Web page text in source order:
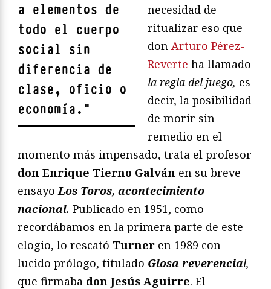
a elementos de
todo el cuerpo
social sin
diferencia de
clase, oficio o
economía. "
necesidad de
ritualizar eso que
don Arturo Pérez-
Reverte ha llamado
la regla del juego, es
decir, la posibilidad
de morir sin
remedio en el
momento más impensado, trata el profesor
don Enrique Tierno Galván en su breve
ensayoLos Toros, acontecimiento
nacional. Publicado en 1951, como
recordábamos en la primera parte de este
elogio, lo rescató Turner en 1989 con
lucido prólogo, titulado Glosa reverencial,
que firmaba don Jesús Aguirre. El